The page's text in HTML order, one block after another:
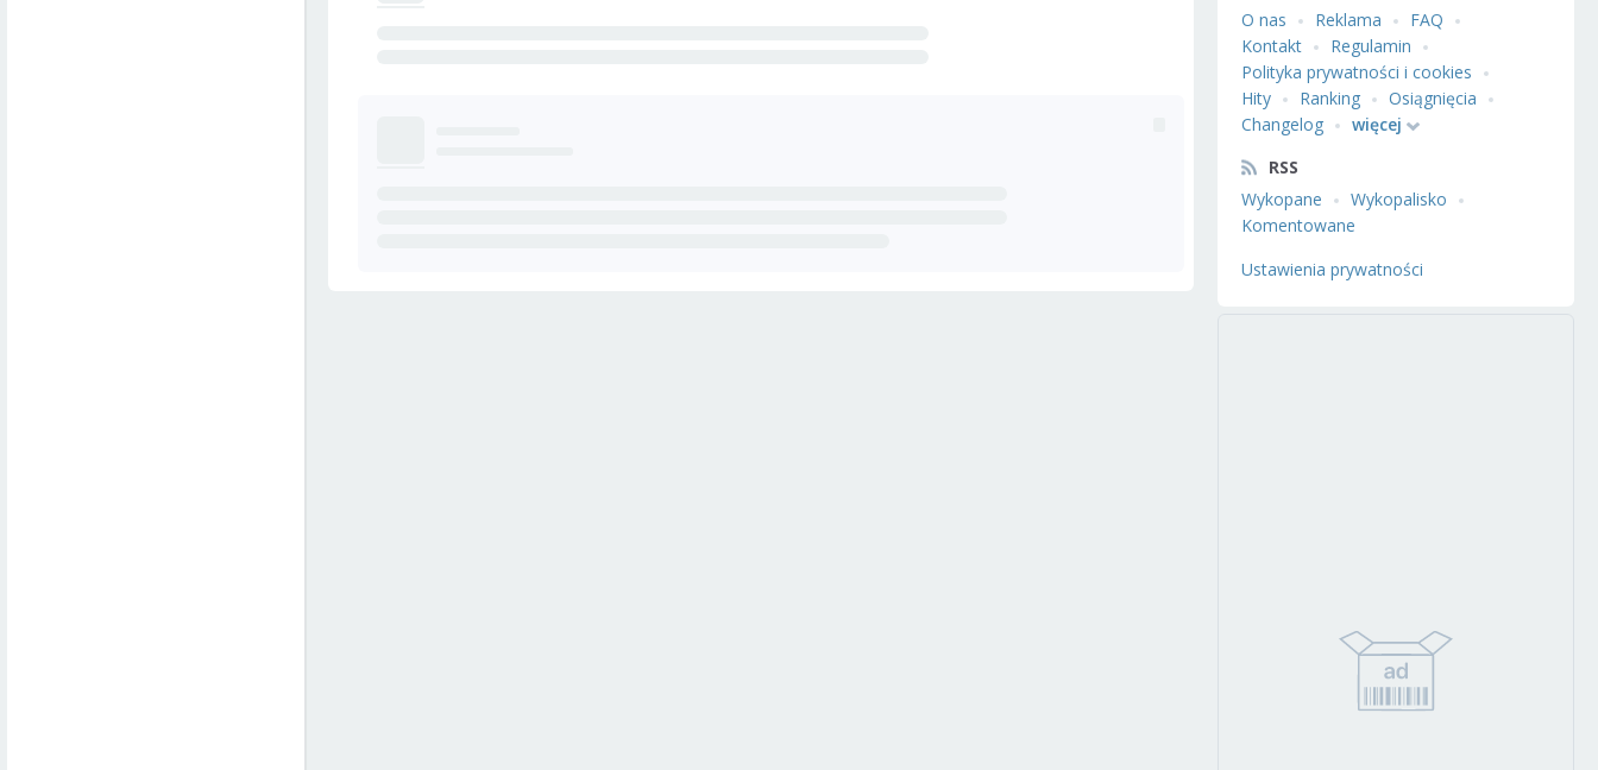
O nas
Reklama
FAQ
Kontakt
Regulamin
Polityka prywatności i cookies
Hity
Ranking
Osiągnięcia
Changelog
więcej
RSS
Wykopane
Wykopalisko
Komentowane
Ustawienia prywatności